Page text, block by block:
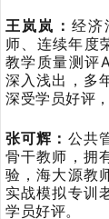
王岚岚： 经济
师、连续年度
教学质量测评
深入浅出，多
深受学员好评
张可辉： 公共
骨干教师，拥
验，海大源教
实战模拟专训
学员好评。